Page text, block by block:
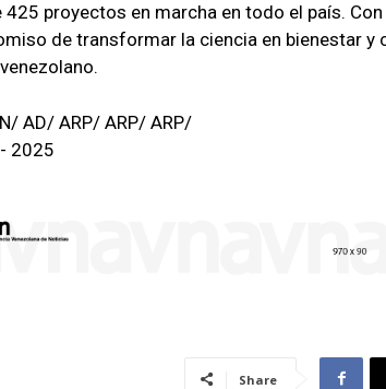
425 proyectos en marcha en todo el país.
de transformar la ciencia en bienestar y
AD/ ARP/ ARP/ ARP/
2025
Share